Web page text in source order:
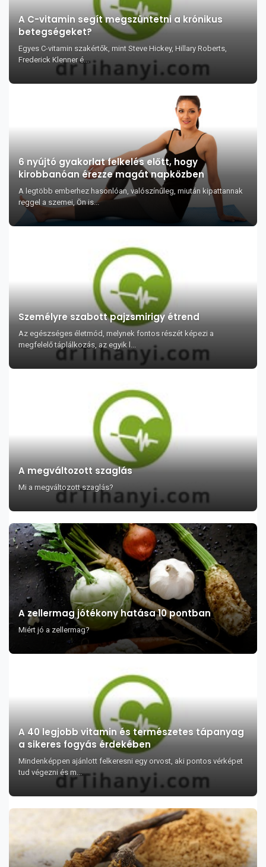
A C-vitamin segít megszüntetni a krónikus
betegségeket?
Egyes C-vitamin szakértők, mint Steve Hickey, Hillary Roberts,
Frederick Klenner é...
6 nyújtó gyakorlat felkelés előtt, hogy
kirobbanóan érezze magát napközben
A legtöbb emberhez hasonlóan, valószínűleg, miután kipattannak
reggel a szemei, Ön is...
Személyre szabott pajzsmirigy étrend
Az egészséges életmód, melynek fontos részét képezi a
megfelelő táplálkozás, az egyik l...
A megváltozott szaglás
Mi a megváltozott szaglás?
A zellermag jótékony hatása 10 pontban
Miért jó a zellermag?
A 40 legjobb vitamin és természetes tápanyag
a sikeres fogyás érdekében
Mindenképpen ajánlott felkeresni egy orvost, aki pontos vérképet
tud végezni és m...